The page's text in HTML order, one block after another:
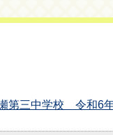
第三中学校 令和6